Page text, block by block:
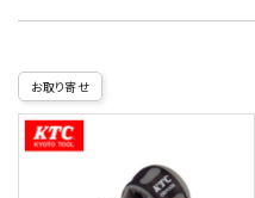
お取り寄せ